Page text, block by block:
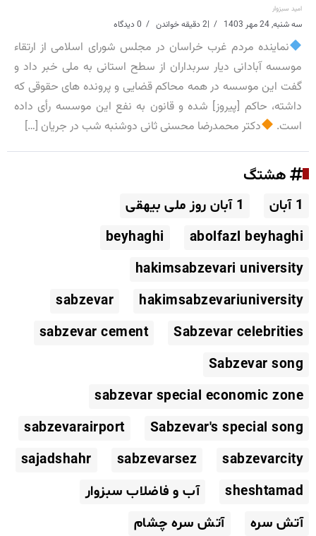
امید سبزوار
سه شنبه, 24 مهر 1403 |2 دقیقه خواندن 0 دیدگاه
نماینده مردم غرب خراسان در مجلس شورای اسلامی از ارتقاء
موسسه آبادانی دیار سربداران از سطح استانی به ملی خبر داد و
گفت این موسسه در همه محاکم قضایی و پرونده های حقوقی که
داشته، حاکم [پیروز] شده و قانون به نفع این موسسه رأی داده
است.
دکتر محمدرضا محسنی ثانی دوشنبه شب در جریان […]
هشتگ
1 آبان
1 آبان روز ملی بیهقی
abolfazl beyhaghi
beyhaghi
hakimsabzevari university
hakimsabzevariuniversity
sabzevar
Sabzevar celebrities
sabzevar cement
Sabzevar song
sabzevar special economic zone
Sabzevar's special song
sabzevarairport
sabzevarcity
sabzevarsez
sajadshahr
sheshtamad
آب و فاضلاب سبزوار
آتش سره
آتش سره چشام